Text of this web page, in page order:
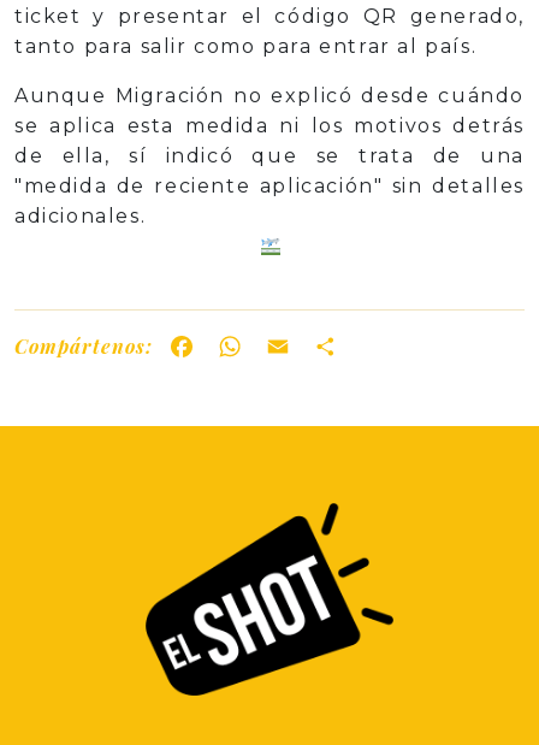
ticket y presentar el código QR generado,
tanto para salir como para entrar al país.
Aunque Migración no explicó desde cuándo
se aplica esta medida ni los motivos detrás
de ella, sí indicó que se trata de una
"medida de reciente aplicación" sin detalles
adicionales.
Compártenos: FacebookWhatsApp
Email